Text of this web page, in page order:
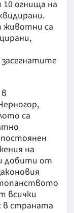
10 огнища на
животни са
са
на
добити от
всички
в страната